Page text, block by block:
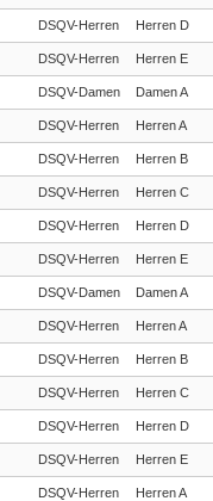
DSQV-Herren Herren D
DSQV-Herren Herren E
DSQV-Damen Damen A
DSQV-Herren Herren A
DSQV-Herren Herren B
DSQV-Herren Herren C
DSQV-Herren Herren D
DSQV-Herren Herren E
DSQV-Damen Damen A
DSQV-Herren Herren A
DSQV-Herren Herren B
DSQV-Herren Herren C
DSQV-Herren Herren D
DSQV-Herren Herren E
DSQV-Herren Herren A